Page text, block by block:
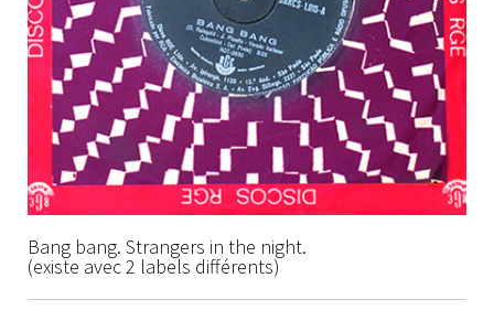
Bang bang. Strangers in the night.
(existe avec 2 labels différents)